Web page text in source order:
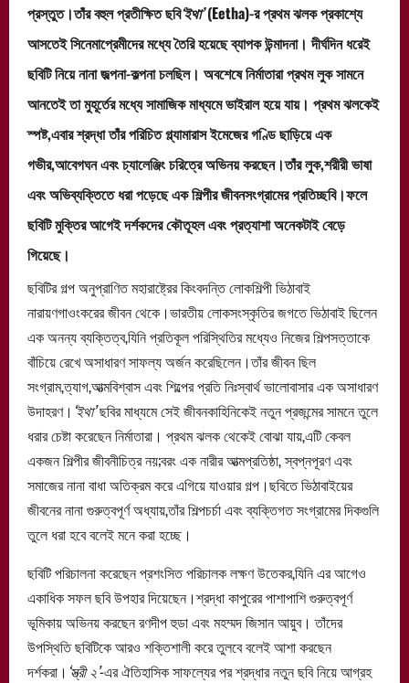
প্রস্তুত।তাঁর বহুল প্রতীক্ষিত ছবি‘ইথা’(Eetha)-র প্রথম ঝলক প্রকাশ্যে
আসতেই সিনেমাপ্রেমীদের মধ্যে তৈরি হয়েছে ব্যাপক উন্মাদনা। দীর্ঘদিন ধরেই
ছবিটি নিয়ে নানা জল্পনা-কল্পনা চলছিল। অবশেষে নির্মাতারা প্রথম লুক সামনে
আনতেই তা মুহূর্তের মধ্যে সামাজিক মাধ্যমে ভাইরাল হয়ে যায়। প্রথম ঝলকেই
স্পষ্ট,এবার শ্রদ্ধা তাঁর পরিচিত গ্ল্যামারাস ইমেজের গণ্ডি ছাড়িয়ে এক
গভীর,আবেগঘন এবং চ্যালেঞ্জিং চরিত্রে অভিনয় করছেন।তাঁর লুক,শরীরী ভাষা
এবং অভিব্যক্তিতে ধরা পড়েছে এক শিল্পীর জীবনসংগ্রামের প্রতিচ্ছবি।ফলে
ছবিটি মুক্তির আগেই দর্শকদের কৌতূহল এবং প্রত্যাশা অনেকটাই বেড়ে
গিয়েছে।
ছবিটির গল্প অনুপ্রাণিত মহারাষ্ট্রের কিংবদন্তি লোকশিল্পী ভিঠাবাই
নারায়ণগাওংকরের জীবন থেকে।ভারতীয় লোকসংস্কৃতির জগতে ভিঠাবাই ছিলেন
এক অনন্য ব্যক্তিত্ব,যিনি প্রতিকূল পরিস্থিতির মধ্যেও নিজের শিল্পসত্তাকে
বাঁচিয়ে রেখে অসাধারণ সাফল্য অর্জন করেছিলেন।তাঁর জীবন ছিল
সংগ্রাম,ত্যাগ,আত্মবিশ্বাস এবং শিল্পের প্রতি নিঃস্বার্থ ভালোবাসার এক অসাধারণ
উদাহরণ। ‘ইথা’ছবির মাধ্যমে সেই জীবনকাহিনিকেই নতুন প্রজন্মের সামনে তুলে
ধরার চেষ্টা করেছেন নির্মাতারা। প্রথম ঝলক থেকেই বোঝা যায়,এটি কেবল
একজন শিল্পীর জীবনীচিত্র নয়;বরং এক নারীর আত্মপ্রতিষ্ঠা, স্বপ্নপূরণ এবং
সমাজের নানা বাধা অতিক্রম করে এগিয়ে যাওয়ার গল্প।ছবিতে ভিঠাবাইয়ের
জীবনের নানা গুরুত্বপূর্ণ অধ্যায়,তাঁর শিল্পচর্চা এবং ব্যক্তিগত সংগ্রামের দিকগুলি
তুলে ধরা হবে বলেই মনে করা হচ্ছে।
ছবিটি পরিচালনা করেছেন প্রশংসিত পরিচালক লক্ষণ উতেকর,যিনি এর আগেও
একাধিক সফল ছবি উপহার দিয়েছেন।শ্রদ্ধা কাপুরের পাশাপাশি গুরুত্বপূর্ণ
ভূমিকায় অভিনয় করছেন রণদীপ হুডা এবং মহম্মদ জিসান আয়ুব। তাঁদের
উপস্থিতি ছবিটিকে আরও শক্তিশালী করে তুলবে বলেই আশা করছেন
দর্শকরা। ‘স্ত্রী ২’-এর ঐতিহাসিক সাফল্যের পর শ্রদ্ধার নতুন ছবি নিয়ে আগ্রহ